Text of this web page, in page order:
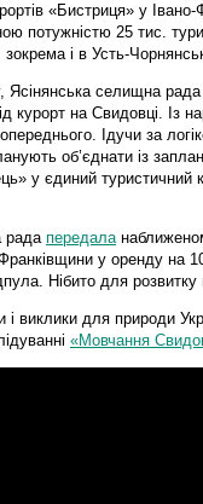
«Бистриця» у Івано-
потужністю 25 тис.
зокрема і в Усть-
Ясінянська селищна
курорт на Свидовці. Із
Ідучи за
об’єднати із
у єдиний туристичний
рада передала
у оренду на 10
Нібито для розвитку
виклики для природи
«Мовчання